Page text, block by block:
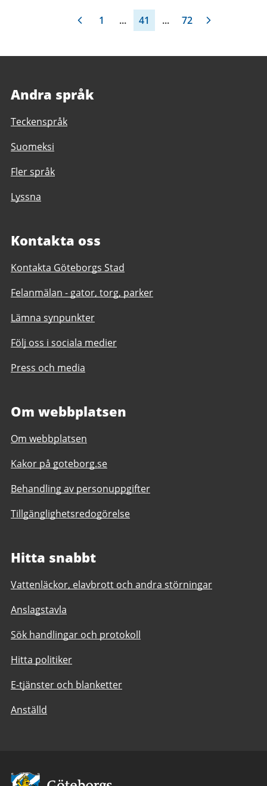
1 ... 41 ... 72
Andra språk
Teckenspråk
Suomeksi
Fler språk
Lyssna
Kontakta oss
Kontakta Göteborgs Stad
Felanmälan - gator, torg, parker
Lämna synpunkter
Följ oss i sociala medier
Press och media
Om webbplatsen
Om webbplatsen
Kakor på goteborg.se
Behandling av personuppgifter
Tillgänglighetsredogörelse
Hitta snabbt
Vattenläckor, elavbrott och andra störningar
Anslagstavla
Sök handlingar och protokoll
Hitta politiker
E-tjänster och blanketter
Anställd
Avsändare: